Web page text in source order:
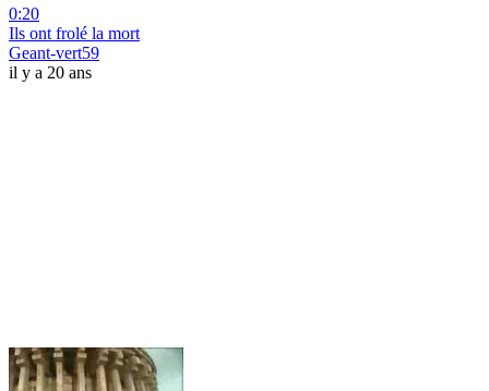
0:20
Ils ont frolé la mort
Geant-vert59
il y a 20 ans